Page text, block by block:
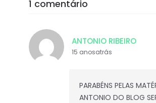
1 comentário
ANTONIO RIBEIRO
15 anosatrás
PARABÉNS PELAS
ANTONIO DO BLOG